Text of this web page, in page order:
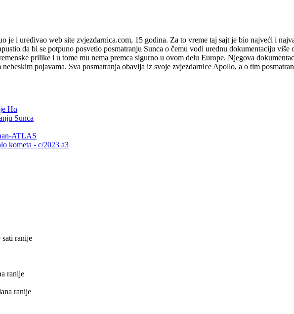
je i uređivao web site zvjezdarnica.com, 15 godina. Za to vreme taj sajt je bio najveći i
da bi se potpuno posvetio posmatranju Sunca o čemu vodi urednu dokumentaciju
prilike i u tome mu nema premca sigurno u ovom delu Europe. Njegova
pojavama. Sva posmatranja obavlja iz svoje zvjezdarnice Apollo, a o tim
Hα
Sunca
ATLAS
kometa - c/2023 a3
sati ranije
ranije
ranije